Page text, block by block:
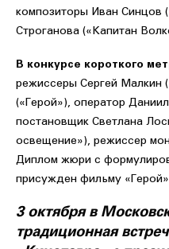
композиторы Иван Синцов
Строганова («Капитан
В конкурсе короткого
режиссеры Сергей Малкин
(«Герой»), оператор
постановщик Светлана
освещение»), режиссер
Диплом жюри с
присужден фильму
3 октября в
традиционная